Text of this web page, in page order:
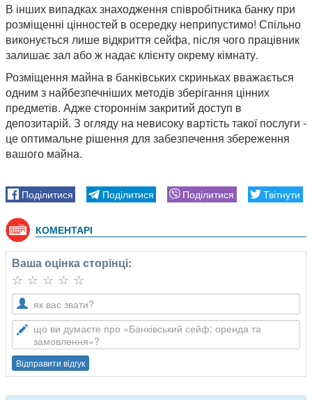
В інших випадках знаходження співробітника банку при
розміщенні цінностей в осередку неприпустимо! Спільно
виконується лише відкриття сейфа, після чого працівник
залишає зал або ж надає клієнту окрему кімнату.
Розміщення майна в банківських скриньках вважається
одним з найбезпечніших методів зберігання цінних
предметів. Адже стороннім закритий доступ в
депозитарій. З огляду на невисоку вартість такої послуги -
це оптимальне рішення для забезпечення збереження
вашого майна.
КОМЕНТАРІ
Ваша оцінка сторінці